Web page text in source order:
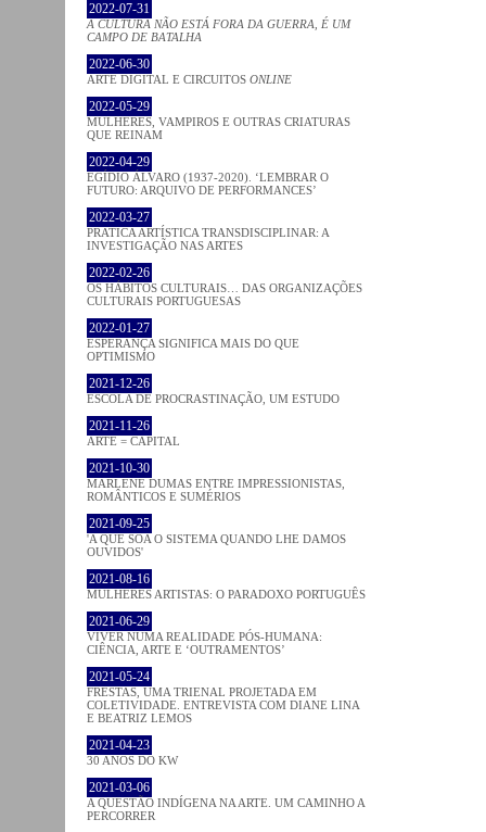
2022-07-31
A CULTURA NÃO ESTÁ FORA DA GUERRA, É UM
CAMPO DE BATALHA
2022-06-30
ARTE DIGITAL E CIRCUITOS ONLINE
2022-05-29
MULHERES, VAMPIROS E OUTRAS CRIATURAS
QUE REINAM
2022-04-29
EGÍDIO ÁLVARO (1937-2020). ‘LEMBRAR O
FUTURO: ARQUIVO DE PERFORMANCES’
2022-03-27
PRATICA ARTÍSTICA TRANSDISCIPLINAR: A
INVESTIGAÇÃO NAS ARTES
2022-02-26
OS HÁBITOS CULTURAIS… DAS ORGANIZAÇÕES
CULTURAIS PORTUGUESAS
2022-01-27
ESPERANÇA SIGNIFICA MAIS DO QUE
OPTIMISMO
2021-12-26
ESCOLA DE PROCRASTINAÇÃO, UM ESTUDO
2021-11-26
ARTE = CAPITAL
2021-10-30
MARLENE DUMAS ENTRE IMPRESSIONISTAS,
ROMÂNTICOS E SUMÉRIOS
2021-09-25
'A QUE SOA O SISTEMA QUANDO LHE DAMOS
OUVIDOS'
2021-08-16
MULHERES ARTISTAS: O PARADOXO PORTUGUÊS
2021-06-29
VIVER NUMA REALIDADE PÓS-HUMANA:
CIÊNCIA, ARTE E ‘OUTRAMENTOS’
2021-05-24
FRESTAS, UMA TRIENAL PROJETADA EM
COLETIVIDADE. ENTREVISTA COM DIANE LINA
E BEATRIZ LEMOS
2021-04-23
30 ANOS DO KW
2021-03-06
A QUESTÃO INDÍGENA NA ARTE. UM CAMINHO A
PERCORRER